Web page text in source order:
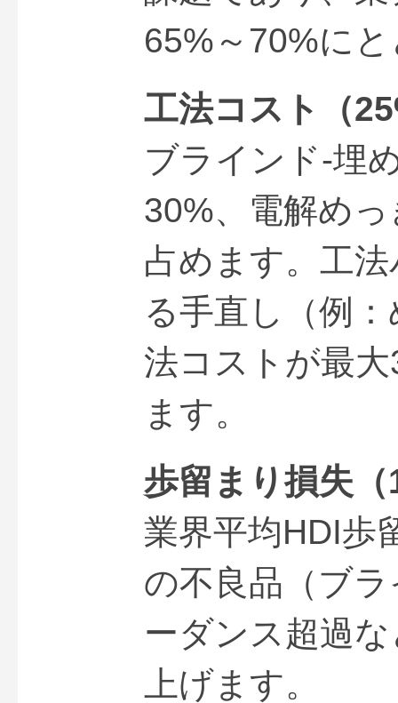
65%～70%に
工法コスト（
ブラインド-埋
30%、電解め
占めます。工
る手直し（例
法コストが最
ます。
歩留まり損失
業界平均HDI歩
の不良品（ブ
ーダンス超過
上げます。